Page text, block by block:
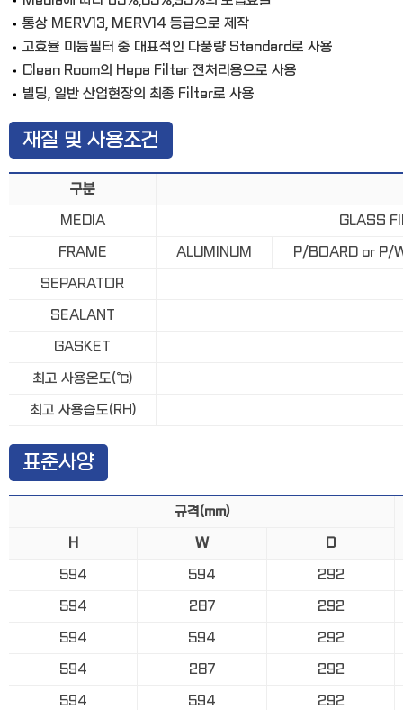
통상 MERV13, MERV14 등급으로 제작
고효율 미듐필터 중 대표적인 다풍량 Standard로 사용
Clean Room의 Hepa Filter 전처리용으로 사용
빌딩, 일반 산업현장의 최종 Filter로 사용
재질 및 사용조건
구분
MEDIA
GLASS
FRAME
ALUMINUM
P/BOARD or P/
SEPARATOR
SEALANT
GASKET
최고 사용온도(℃)
최고 사용습도(RH)
표준사양
규격(mm)
H
W
D
594
594
292
594
287
292
594
594
292
594
287
292
594
594
292